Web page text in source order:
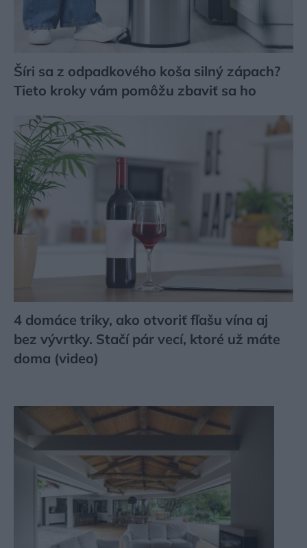
Šíri sa z odpadkového koša silný zápach?
Tieto kroky vám pomôžu zbaviť sa ho
4 domáce triky, ako otvoriť fľašu vína aj
bez vývrtky. Stačí pár vecí, ktoré už máte
doma (video)